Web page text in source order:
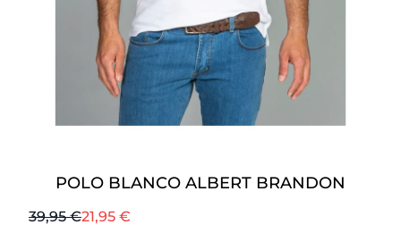
POLO BLANCO ALBERT BRANDON
Precio normal
39,95 €Desde
21,95 €